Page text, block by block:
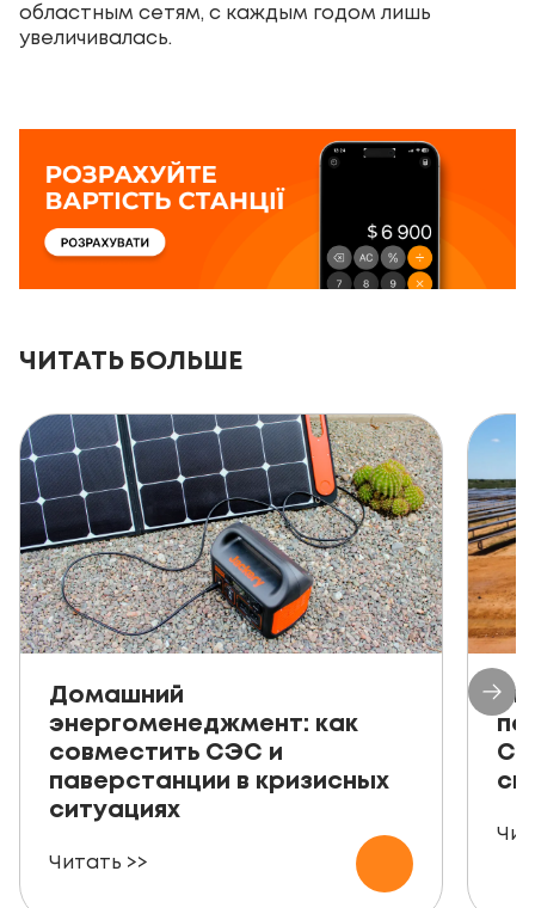
областным сетям, с каждым годом лишь
увеличивалась.
ЧИТАТЬ БОЛЬШЕ
Домашний
энергоменеджмент: как
совместить СЭС и
паверстанции в кризисных
ситуациях
Читать >>